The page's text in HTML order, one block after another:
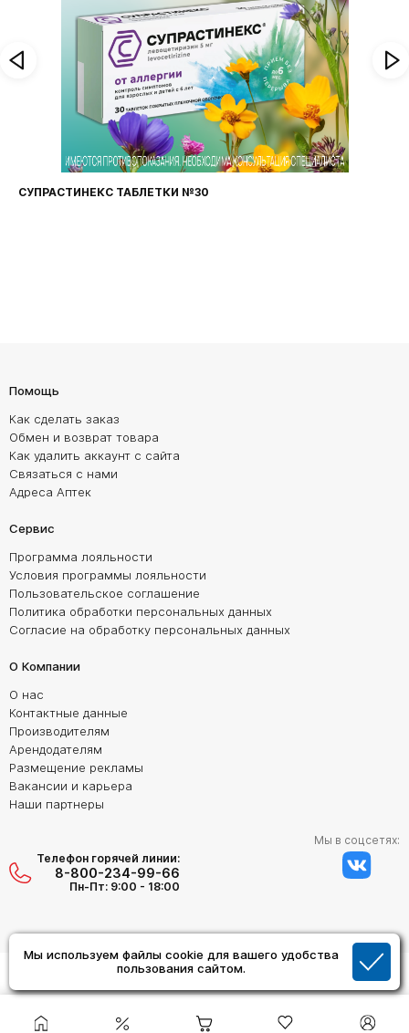
Мы используем файлы cookie для вашего удобства
пользования сайтом.
СУПРАСТИНЕКС ТАБЛЕТКИ №30
Помощь
Как сделать заказ
Обмен и возврат товара
Как удалить аккаунт с сайта
Связаться с нами
Адреса Аптек
Сервис
Программа лояльности
Условия программы лояльности
Пользовательское соглашение
Политика обработки персональных данных
Согласие на обработку персональных данных
О Компании
О нас
Контактные данные
Производителям
Арендодателям
Размещение рекламы
Вакансии и карьера
Наши партнеры
Телефон горячей линии:
8-800-234-99-66
Пн-Пт: 9:00 - 18:00
Мы в соцсетях: